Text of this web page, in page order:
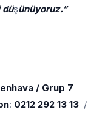
düşünüyoruz.”
enhava / Grup 7
: 0212 292 13 13 /